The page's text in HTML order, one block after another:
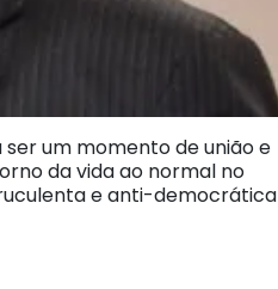
um momento de união e
da vida ao normal no
e anti-democrática